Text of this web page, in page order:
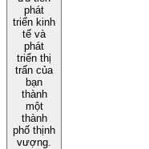
phát
triển kinh
tế và
phát
triển thị
trấn của
bạn
thành
một
thành
phố thịnh
vượng.